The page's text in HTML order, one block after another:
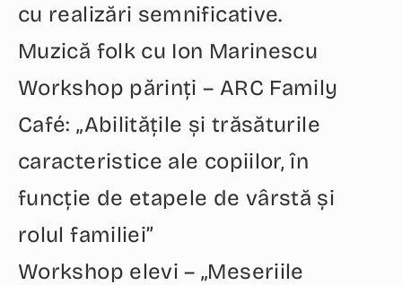
cu realizări semnificative.
Muzică folk cu Ion Marinescu
Workshop părinți – ARC Family
Café: „Abilitățile și trăsăturile
caracteristice ale copiilor, în
funcție de etapele de vârstă și
rolul familiei”
Workshop elevi – „Meseriile